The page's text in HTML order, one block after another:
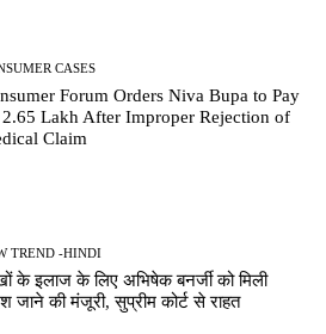
CASES
Forum Orders Niva Bupa to Pay
2.65 Lakh After Improper Rejection of
Claim
TREND -HINDI
के इलाज के लिए अभिषेक बनर्जी को मिली
जाने की मंजूरी, सुप्रीम कोर्ट से राहत